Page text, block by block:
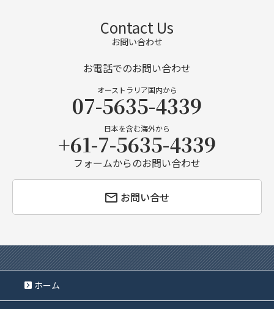
Contact Us
お問い合わせ
お電話でのお問い合わせ
オーストラリア国内から
07-5635-4339
日本を含む海外から
+61-7-5635-4339
フォームからのお問い合わせ
お問い合せ
ホーム